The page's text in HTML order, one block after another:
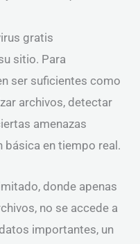
gratis
sitio. Para
ser suficientes como
archivos, detectar
amenazas
en tiempo real.
donde apenas
no se accede a
importantes, un